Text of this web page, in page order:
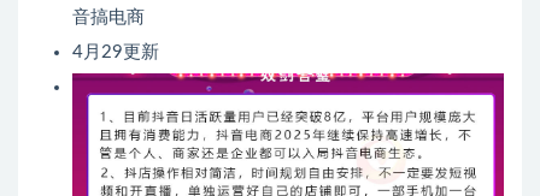
音搞电商
4月29更新